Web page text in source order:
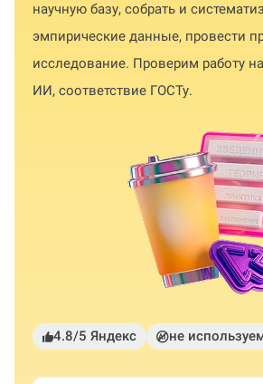
научную базу, собрать и
эмпирические данные, провести
исследование. Проверим работу
ИИ, соответствие ГОСТу.
4.8/5 Яндекс не